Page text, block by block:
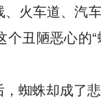
火车道、汽
丑陋恶心的
蜘蛛却成了